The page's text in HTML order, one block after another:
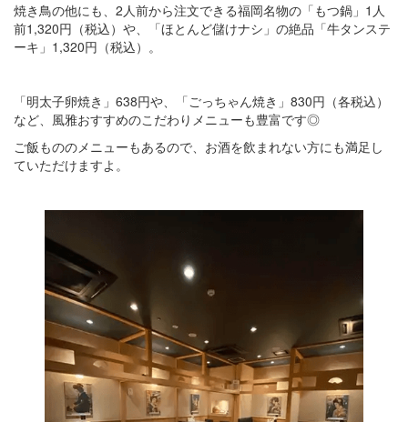
焼き鳥の他にも、2人前から注文できる福岡名物の「もつ鍋」1人
前1,320円（税込）や、「ほとんど儲けナシ」の絶品「牛タンステ
ーキ」1,320円（税込）。
「明太子卵焼き」638円や、「ごっちゃん焼き」830円（各税込）
など、風雅おすすめのこだわりメニューも豊富です◎
ご飯もののメニューもあるので、お酒を飲まれない方にも満足し
ていただけますよ。